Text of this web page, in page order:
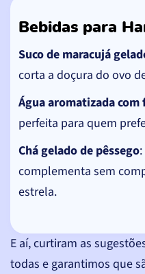
Bebidas para
Suco de maracujá
corta a doçura do ovo
Água aromatizada com
perfeita para quem
Chá gelado de pêssego
complementa sem
estrela.
E aí, curtiram as
todas e garantimos que